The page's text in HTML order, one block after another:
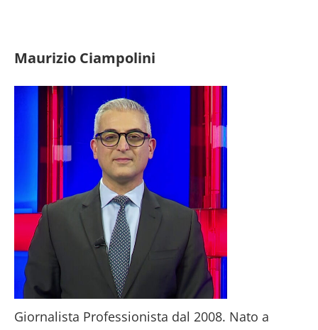
Maurizio Ciampolini
Giornalista Professionista dal 2008. Nato a